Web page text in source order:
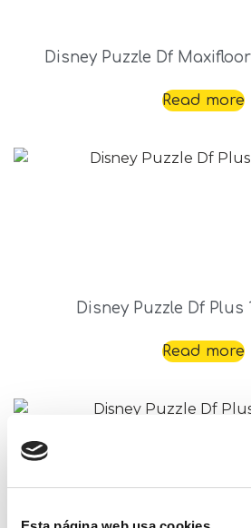
Disney Puzzle Df
Read more
Disney Puzzle Df Plus
Read more